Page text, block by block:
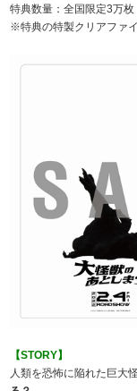
特典数量：全国限定3万枚
※特典の特製クリアファ
【STORY】
人類を恐怖に陥れた巨大